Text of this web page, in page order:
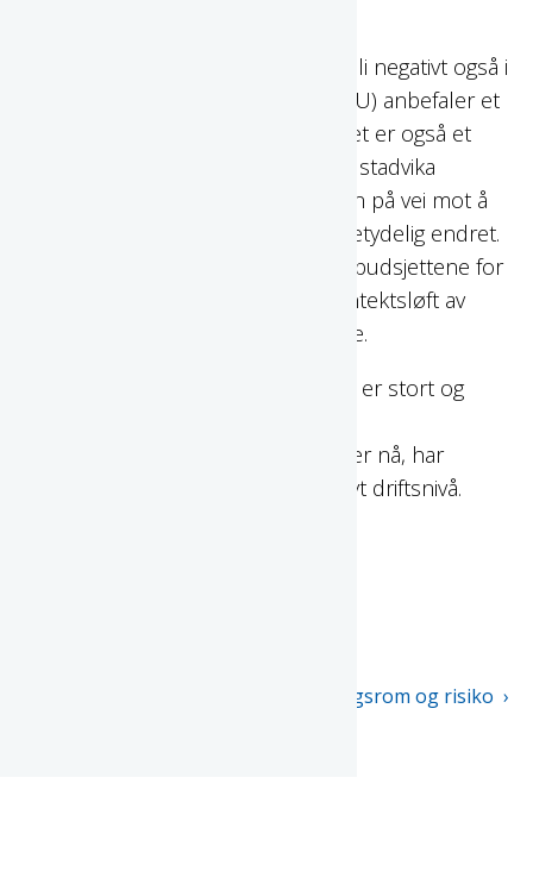
forventes å bli negativt også i
2025. Teknisk beregningsutvalg (TBU) anbefaler et
netto driftsresultat på 1,75 % og det er også et
vedtatt mål for kommunestyret. Hustadvika
kommune var i forrige økonomiplan på vei mot å
nå dette målet, men nå er bildet betydelig endret.
Finansutgiftene er betydelige, statsbudsjettene for
2024, 2025 og 2026 har ikke gitt inntektsløft av
betydning for Hustadvika kommune.
Merforbruket på rammeområdene er stort og
inntektsforutsetningene som gjelder nå, har
Hustadvika kommune et alt for høyt driftsnivå.
Økonomisk handlingsrom og risiko